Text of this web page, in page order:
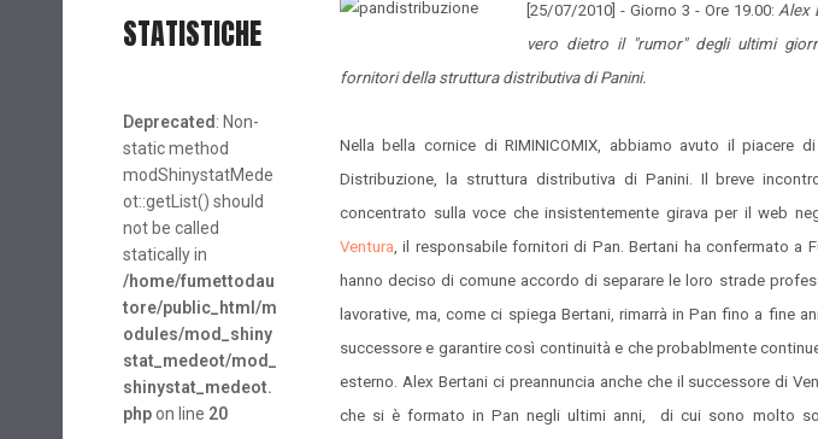
[25/07/2010] - Giorno 3 - Ore 19.00: Alex
vero dietro il "rumor" degli ultimi
fornitori della struttura distributiva di Panini.
Nella bella cornice di RIMINICOMIX, abbiamo avuto il piacere
Distribuzione, la struttura distributiva di Panini. Il breve
concentrato sulla voce che insistentemente girava per il web
Ventura, il responsabile fornitori di Pan. Bertani ha confermato a
hanno deciso di comune accordo di separare le loro strade
lavorative, ma, come ci spiega Bertani, rimarrà in Pan fino a fine
successore e garantire così continuità e che probablmente
esterno. Alex Bertani ci preannuncia anche che il successore di
che si è formato in Pan negli ultimi anni, di cui sono molto
STATISTICHE
Deprecated : Non-
static method
modShinystatMede
ot::getList() should
not be called
statically in
/home/fumettodau
tore/public_html/m
odules/mod_shiny
stat_medeot/mod_
shinystat_medeot.
phpon line 20